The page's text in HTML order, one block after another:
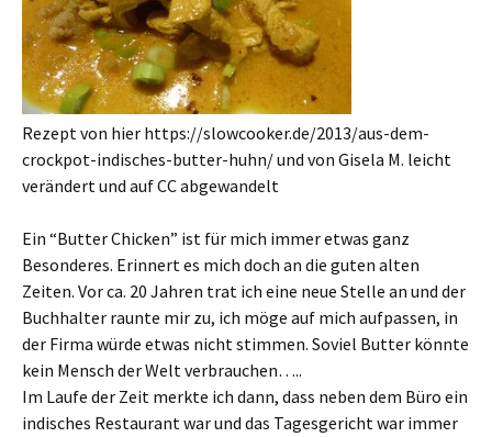
Rezept von hier https://slowcooker.de/2013/aus-dem-
crockpot-indisches-butter-huhn/ und von Gisela M. leicht
verändert und auf CC abgewandelt
Ein “Butter Chicken” ist für mich immer etwas ganz
Besonderes. Erinnert es mich doch an die guten alten
Zeiten. Vor ca. 20 Jahren trat ich eine neue Stelle an und der
Buchhalter raunte mir zu, ich möge auf mich aufpassen, in
der Firma würde etwas nicht stimmen. Soviel Butter könnte
kein Mensch der Welt verbrauchen…..
Im Laufe der Zeit merkte ich dann, dass neben dem Büro ein
indisches Restaurant war und das Tagesgericht war immer